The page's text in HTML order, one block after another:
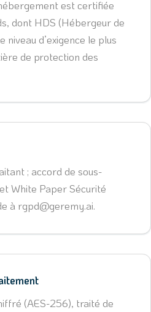
est certifiée
dont HDS (Hébergeur de
d’exigence le plus
de protection des
; accord de sous-
White Paper Sécurité
à rgpd@geremy.ai.
(AES-256), traité de